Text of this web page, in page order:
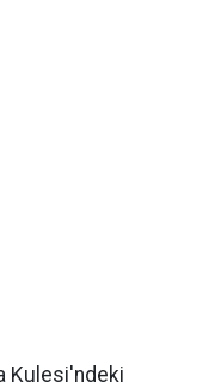
Kulesi'ndeki